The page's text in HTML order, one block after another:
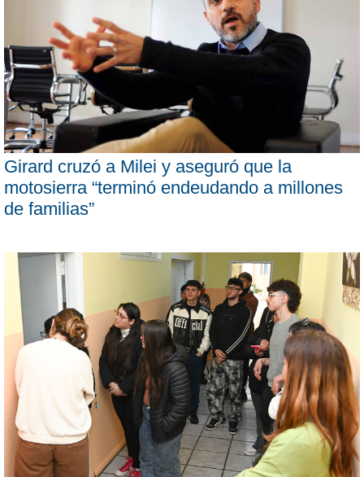
Girard cruzó a Milei y aseguró que la
motosierra “terminó endeudando a millones
de familias”